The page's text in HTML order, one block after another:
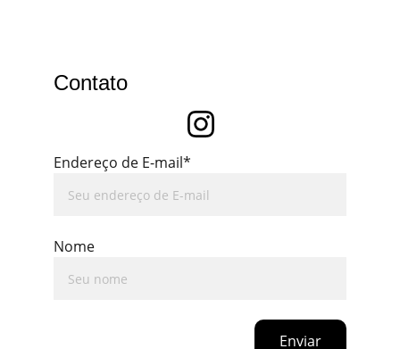
Contato
Endereço de E-mail*
Nome
Enviar